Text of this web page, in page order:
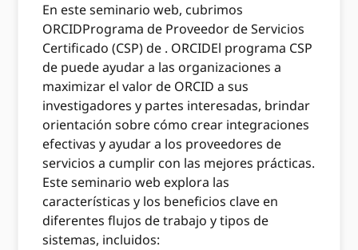
En este seminario web, cubrimos
ORCIDPrograma de Proveedor de Servicios
Certificado (CSP) de . ORCIDEl programa CSP
de puede ayudar a las organizaciones a
maximizar el valor de ORCID a sus
investigadores y partes interesadas, brindar
orientación sobre cómo crear integraciones
efectivas y ayudar a los proveedores de
servicios a cumplir con las mejores prácticas.
Este seminario web explora las
características y los beneficios clave en
diferentes flujos de trabajo y tipos de
sistemas, incluidos: